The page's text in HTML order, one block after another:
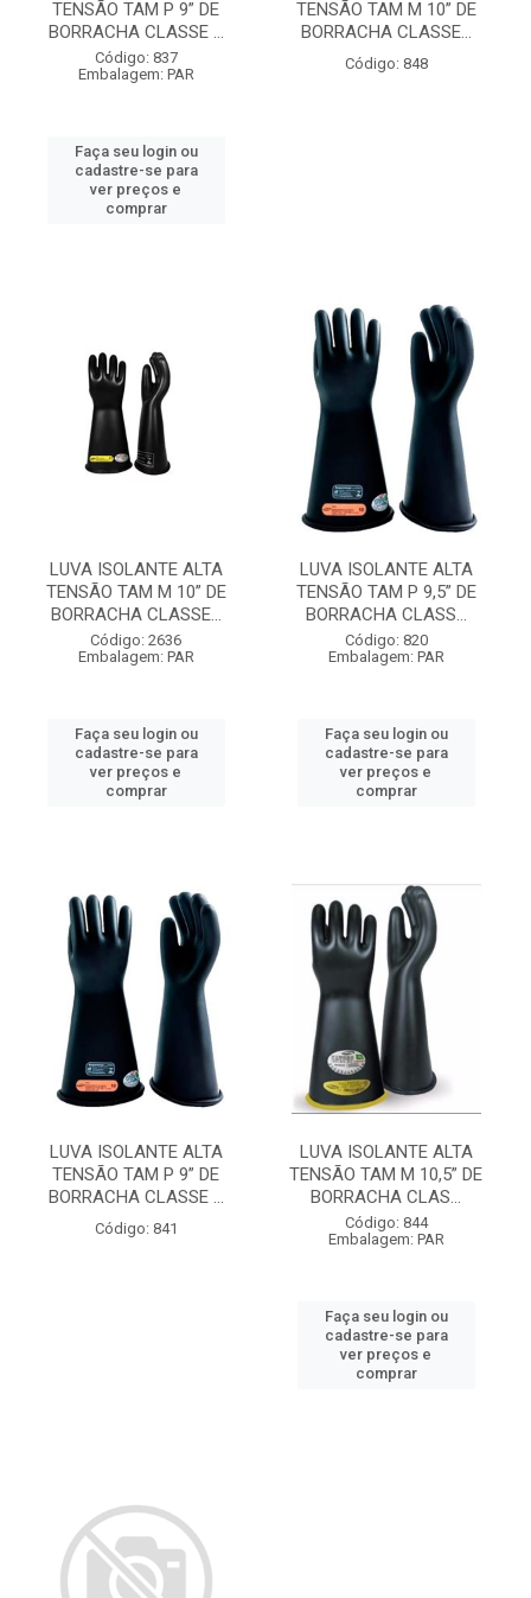
TENSÃO TAM P 9” DE
BORRACHA CLASSE ...
Código: 837
Embalagem: PAR
Faça seu login ou
cadastre-se para
ver preços e
comprar
TENSÃO TAM M 10” DE
BORRACHA CLASSE...
Código: 848
LUVA ISOLANTE ALTA
TENSÃO TAM M 10” DE
BORRACHA CLASSE...
Código: 2636
Embalagem: PAR
Faça seu login ou
cadastre-se para
ver preços e
comprar
LUVA ISOLANTE ALTA
TENSÃO TAM P 9,5” DE
BORRACHA CLASS...
Código: 820
Embalagem: PAR
Faça seu login ou
cadastre-se para
ver preços e
comprar
LUVA ISOLANTE ALTA
TENSÃO TAM P 9” DE
BORRACHA CLASSE ...
Código: 841
LUVA ISOLANTE ALTA
TENSÃO TAM M 10,5” DE
BORRACHA CLAS...
Código: 844
Embalagem: PAR
Faça seu login ou
cadastre-se para
ver preços e
comprar